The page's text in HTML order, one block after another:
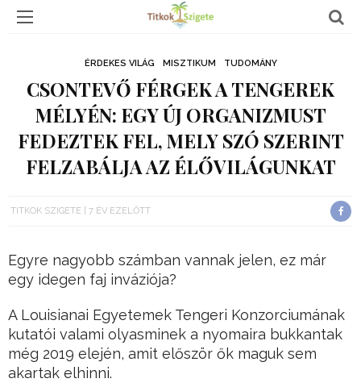
ÉRDEKES VILÁG MISZTIKUM TUDOMÁNY
CSONTEVŐ FÉRGEK A TENGEREK
MÉLYÉN: EGY ÚJ ORGANIZMUST
FEDEZTEK FEL, MELY SZÓ SZERINT
FELZABÁLJA AZ ÉLŐVILÁGUNKAT
TITKOK SZIGETE 7 ÉV EZELŐTT
Egyre nagyobb számban vannak jelen, ez már
egy idegen faj inváziója?
A Louisianai Egyetemek Tengeri Konzorciumának
kutatói valami olyasminek a nyomaira bukkantak
még 2019 elején, amit először ők maguk sem
akartak elhinni.